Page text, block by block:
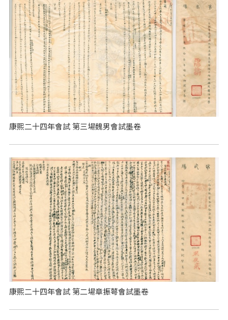
康熙二十四年會試 第三場魏男會試墨卷
康熙二十四年會試 第二場章振萼會試墨卷